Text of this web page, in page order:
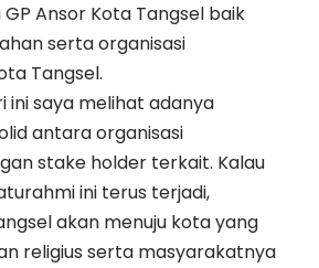
Ansor Kota Tangsel baik
serta organisasi
Tangsel.
ini saya melihat adanya
antara organisasi
stake holder terkait. Kalau
ini terus terjadi,
akan menuju kota yang
religius serta masyarakatnya